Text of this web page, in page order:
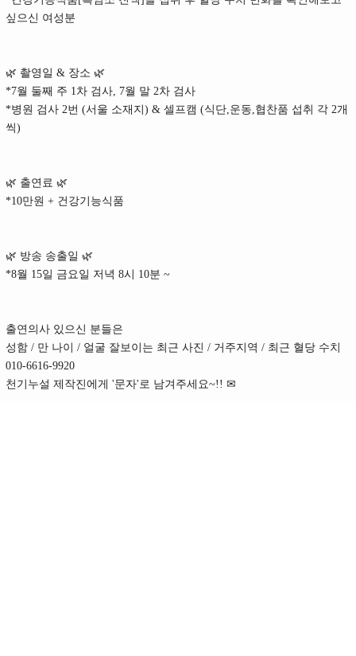
싶으신 여성분
🌿 촬영일 & 장소 🌿
*7월 둘째 주 1차 검사, 7월 말 2차 검사
*병원 검사 2번 (서울 소재지) & 셀프캠 (식단,운동,협찬품 섭취 각 2개
씩)
🌿 출연료 🌿
*10만원 + 건강기능식품
🌿 방송 송출일 🌿
*8월 15일 금요일 저녁 8시 10분 ~
출연의사 있으신 분들은
성함 / 만 나이 / 얼굴 잘보이는 최근 사진 / 거주지역 / 최근 혈당 수치
010-6616-9920
천기누설 제작진에게 '문자'로 남겨주세요~!! ✉